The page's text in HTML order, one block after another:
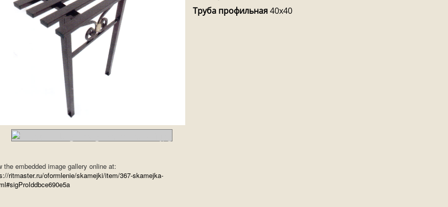
the embedded image gallery online at:
ritmaster.ru/oformlenie/skamejki/item/367-skamejka-
Труба профильная40х40